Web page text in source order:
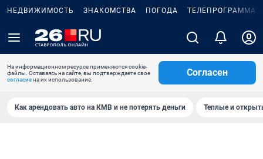
НЕДВИЖИМОСТЬ ЗНАКОМСТВА ПОГОДА ТЕЛЕПРОГРАММА
На информационном ресурсе применяются cookie-
файлы. Оставаясь на сайте, вы подтверждаете свое
согласиена их использование.
Согласен
Как арендовать авто на КМВ и не потерять деньги Теплые и